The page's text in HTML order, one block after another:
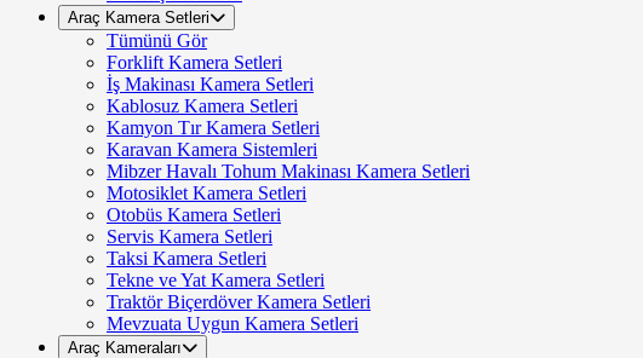
Araç Kamera Setleri
Tümünü Gör
Forklift Kamera Setleri
İş Makinası Kamera Setleri
Kablosuz Kamera Setleri
Kamyon Tır Kamera Setleri
Karavan Kamera Sistemleri
Mibzer Havalı Tohum Makinası Kamera Setleri
Motosiklet Kamera Setleri
Otobüs Kamera Setleri
Servis Kamera Setleri
Taksi Kamera Setleri
Tekne ve Yat Kamera Setleri
Traktör Biçerdöver Kamera Setleri
Mevzuata Uygun Kamera Setleri
Araç Kameraları